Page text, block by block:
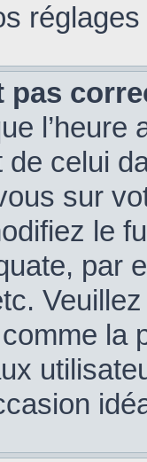
pas
de celui
sur
le
par
la